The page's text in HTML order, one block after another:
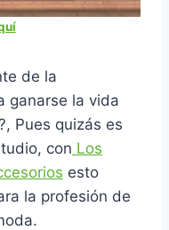
de la
ganarse la vida
Pues quizás es
con Los
esto
la profesión de